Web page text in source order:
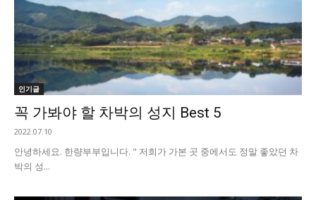
인기글
꼭 가봐야 할 차박의 성지 Best 5
2022.07.10
안녕하세요. 한량부부입니다. " 저희가 가본 곳 중에서도 정말 좋았던 차
박의 성...